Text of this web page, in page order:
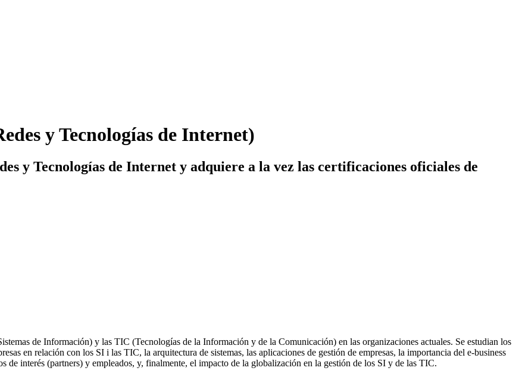
y Tecnologías de Internet)
y Tecnologías de Internet y adquiere a la vez las certificaciones oficiales de
de Información) y las TIC (Tecnologías de la Información y de la Comunicación) en las organizaciones actuales. Se estudian los
en relación con los SI i las TIC, la arquitectura de sistemas, las aplicaciones de gestión de empresas, la importancia del e-business
de interés (partners) y empleados, y, finalmente, el impacto de la globalización en la gestión de los SI y de las TIC.